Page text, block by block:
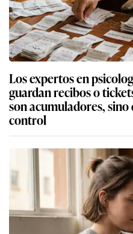
Los expertos en
guardan recibos o
son acumuladores,
control